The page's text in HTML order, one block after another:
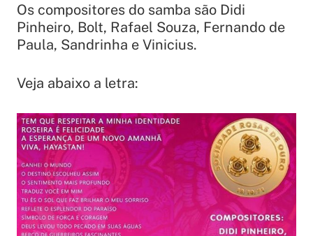
Os compositores do samba são Didi
Pinheiro, Bolt, Rafael Souza, Fernando de
Paula, Sandrinha e Vinicius.
Veja abaixo a letra: